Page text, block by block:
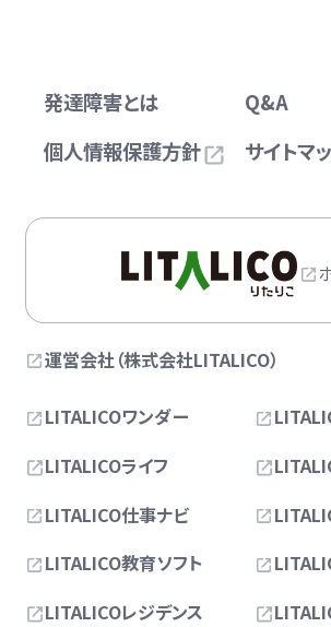
発達障害とは
Q&A
個人情報保護方針
サイトマ
運営会社（株式会社LITALICO）
LITALICOワンダー
LITALICOライフ
LITALICO仕事ナビ
LITALICO教育ソフト
LITALICOレジデンス